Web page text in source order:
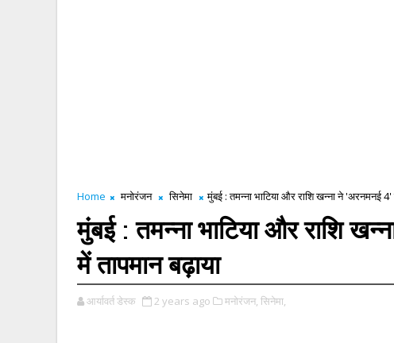
Home मनोरंजन सिनेमा मुंबई : तमन्ना भाटिया और राशि खन्ना ने 'अरनमनई
मुंबई : तमन्ना भाटिया और राशि
में तापमान बढ़ाया
आर्यावर्त डेस्क 2 years ago मनोरंजन, सिनेमा,